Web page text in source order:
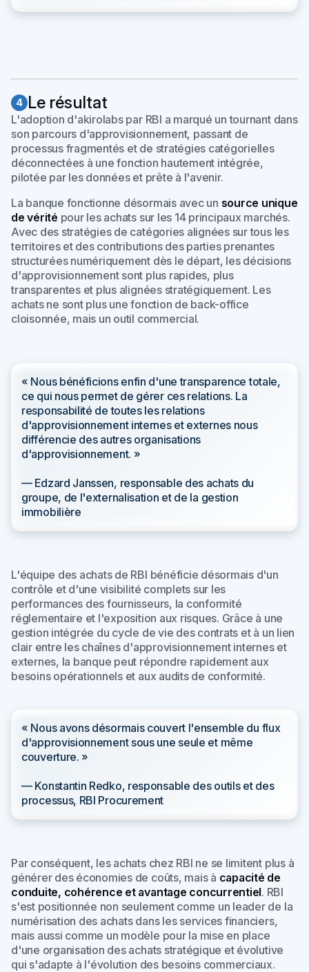
4 Le résultat
L'adoption d'akirolabs par RBI a marqué un tournant dans
son parcours d'approvisionnement, passant de
processus fragmentés et de stratégies catégorielles
déconnectées à une fonction hautement intégrée,
pilotée par les données et prête à l'avenir.
La banque fonctionne désormais avec un source unique
de vérité pour les achats sur les 14 principaux marchés.
Avec des stratégies de catégories alignées sur tous les
territoires et des contributions des parties prenantes
structurées numériquement dès le départ, les décisions
d'approvisionnement sont plus rapides, plus
transparentes et plus alignées stratégiquement. Les
achats ne sont plus une fonction de back-office
cloisonnée, mais un outil commercial.
« Nous bénéficions enfin d'une transparence totale,
ce qui nous permet de gérer ces relations. La
responsabilité de toutes les relations
d'approvisionnement internes et externes nous
différencie des autres organisations
d'approvisionnement. »
— Edzard Janssen, responsable des achats du
groupe, de l'externalisation et de la gestion
immobilière
L'équipe des achats de RBI bénéficie désormais d'un
contrôle et d'une visibilité complets sur les
performances des fournisseurs, la conformité
réglementaire et l'exposition aux risques. Grâce à une
gestion intégrée du cycle de vie des contrats et à un lien
clair entre les chaînes d'approvisionnement internes et
externes, la banque peut répondre rapidement aux
besoins opérationnels et aux audits de conformité.
« Nous avons désormais couvert l'ensemble du flux
d'approvisionnement sous une seule et même
couverture. »
— Konstantin Redko, responsable des outils et des
processus, RBI Procurement
Par conséquent, les achats chez RBI ne se limitent plus à
générer des économies de coûts, mais à capacité de
conduite, cohérence et avantage concurrentiel. RBI
s'est positionnée non seulement comme un leader de la
numérisation des achats dans les services financiers,
mais aussi comme un modèle pour la mise en place
d'une organisation des achats stratégique et évolutive
qui s'adapte à l'évolution des besoins commerciaux.